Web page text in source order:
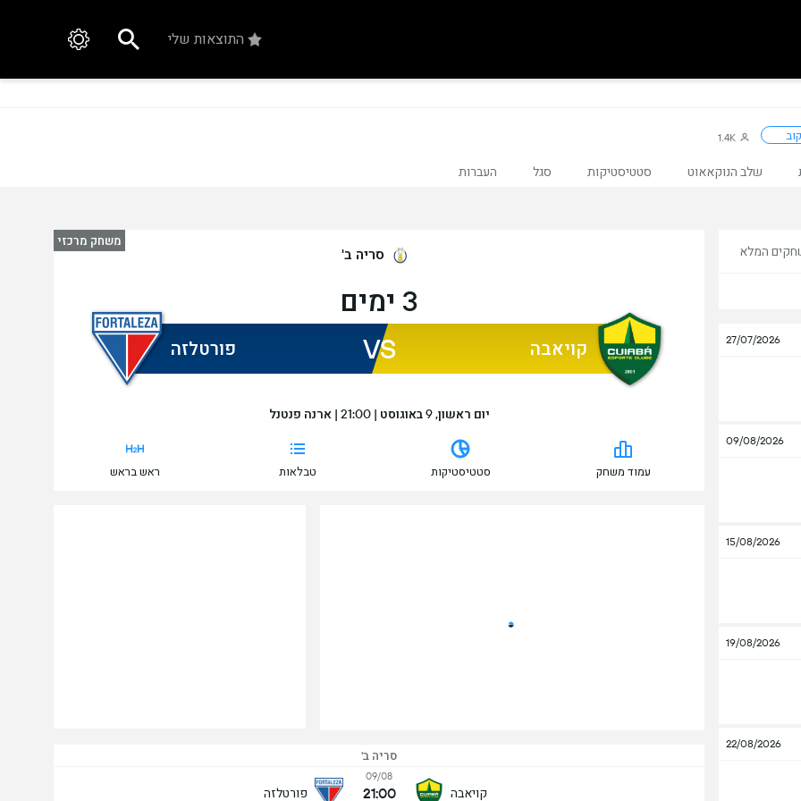
התוצאות שלי
1.4K
שלב הנוקאאוט סטטיסטיקות סגל העברות
המלא
27/07/2026
09/08/2026
15/08/2026
19/08/2026
22/08/2026
משחק מרכזי
סריה ב'
3 ימים
קויאבה VS פורטלזה
יום ראשון, 9 באוגוסט | 21:00 | ארנה פנטנל
עמוד משחק סטטיסטיקות טבלאות ראש בראש
סריה ב'
קויאבה
09/08
21:00 פורטלזה